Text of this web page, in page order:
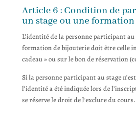
Article 6 : Condition de
un stage ou une formation
L’identité de la personne participant au
formation de bijouterie doit être celle
cadeau » ou sur le bon de réservation
Si la personne participant au stage
l’identité a été indiquée lors de
se réserve le droit de l’exclure du cours.